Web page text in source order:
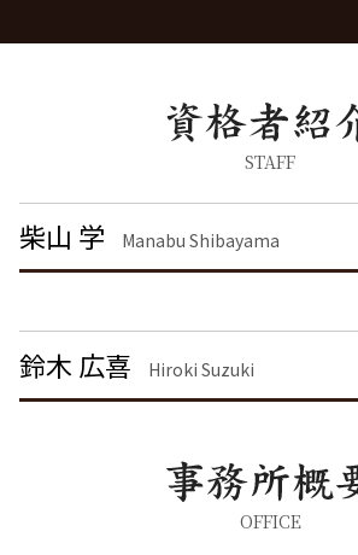
離婚 慰謝料 養育費
離婚 モラハラ 慰謝料相場
離婚 精神的苦痛 慰謝料相場
離婚調停 期間
暴行罪 構成要件
痴漢 冤罪 逮捕
刑事事件 民事事件 違い
刑事事件 日本
痴漢 逮捕
詐欺罪 時効
刑事事件 弁護士
労働問題 大田区 弁護士
債権回収 東京都 弁護士
債権回収 港区 弁護士
企業法務 港区 弁護士
不動産トラブル 品川区 弁護士
離婚 千葉県 弁護士
労働問題 千葉県 弁護士
企業法務 千葉県 弁護士
労働問題 品川区 弁護士
刑事事件 品川区 弁護士
不動産トラブル 大田区 弁護士
STAFF
柴山 学 Manabu Shibayama
鈴木 広喜 Hiroki Suzuki
OFFICE